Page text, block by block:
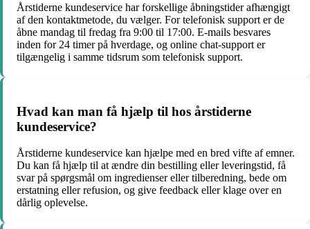
Årstiderne kundeservice har forskellige åbningstider afhængigt
af den kontaktmetode, du vælger. For telefonisk support er de
åbne mandag til fredag fra 9:00 til 17:00. E-mails besvares
inden for 24 timer på hverdage, og online chat-support er
tilgængelig i samme tidsrum som telefonisk support.
Hvad kan man få hjælp til hos årstiderne
kundeservice?
Årstiderne kundeservice kan hjælpe med en bred vifte af emner.
Du kan få hjælp til at ændre din bestilling eller leveringstid, få
svar på spørgsmål om ingredienser eller tilberedning, bede om
erstatning eller refusion, og give feedback eller klage over en
dårlig oplevelse.